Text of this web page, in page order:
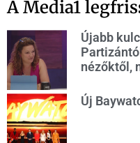
A Media1
Újabb
nézőktől,
Új